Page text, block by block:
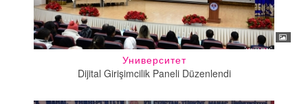
Университет
Dijital Girişimcilik Paneli Düzenlendi